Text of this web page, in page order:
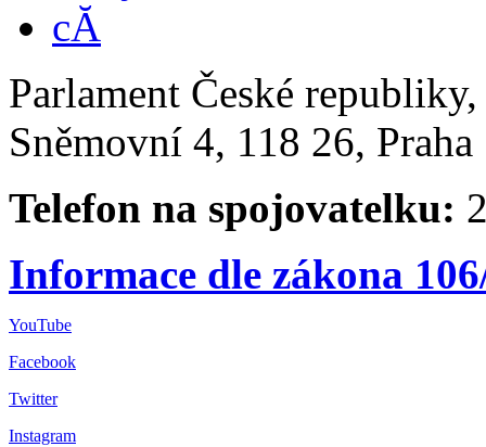
Parlament České
Sněmovní 4, 118 26,
Telefon na spojovatelku:
Informace dle zákona
YouTube
Facebook
Twitter
Instagram